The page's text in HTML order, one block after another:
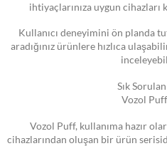
ihtiyaçlarınıza uygun
Kullanıcı deneyimini ön planda
aradığınız ürünlere hızlıca
Sık
Vozol
Vozol Puff, kullanıma hazır
cihazlarından oluşan bir ürün